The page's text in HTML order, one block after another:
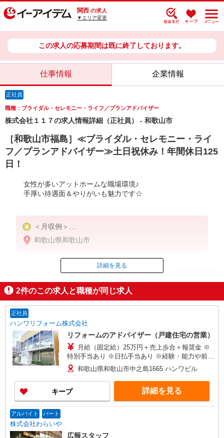
関西 の求人
▼エリア変更
この求人の応募期間は既に終了しております。
仕事情報 企業情報
正社員
職種：ブライダル・セレモニー・ライフ／プランアドバイザー
株式会社１１７の求人情報詳細（正社員） - 和歌山市
［和歌山市福島］≪ブライダル・セレモニー・ライ
フ／プランアドバイザー≫土日祝休み！年間休日125
日！
女性が多いアットホームな職場環境♪
手厚い待遇面＆やりがいも魅力です☆
＜月収例＞
209,490円（50才 入社2年、固定給＋報奨金）
239,490円（55才 入社3年、固定給＋報奨金＋イン
月給200,000円〜（新人手当含む）＋各種手当
※入社6ヶ月間の見習い手当含む
和歌山県和歌山市
ID：AE0527611947
掲載期間終了
詳細を見る
2件のこの求人と職種が同じ求人
正社員
ハンワリフォーム株式会社
リフォームのアドバイザー（戸建住宅の営業）
月給（固定給）25万円＋売上歩合＋報奨金 ※
特別手当あり ※日払手当あり ※経験・能力や前職
給与を考慮します
和歌山県和歌山市中之島1665 ハンワビル
キープ 詳細を見る
アルバイト パート
株式会社わらいや
広報スタッフ